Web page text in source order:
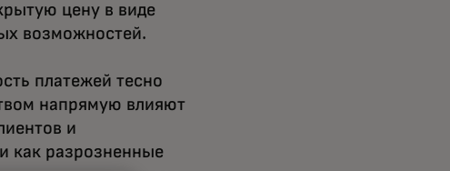
цену в виде
возможностей.
платежей тесно
напрямую влияют
и
как разрозненные